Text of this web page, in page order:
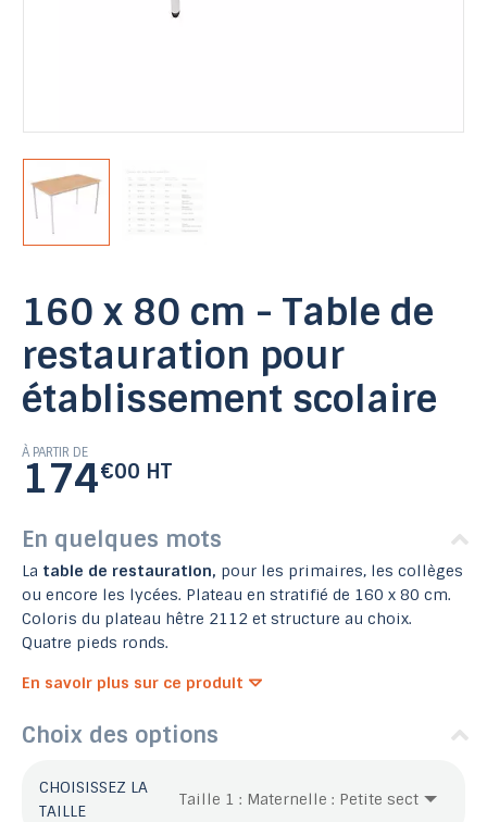
160 x 80 cm - Table de
restauration pour
établissement scolaire
À PARTIR DE
174€00 HT
En quelques mots
La table de restauration, pour les primaires, les collèges
ou encore les lycées. Plateau en stratifié de 160 x 80 cm.
Coloris du plateau hêtre 2112 et structure au choix.
Quatre pieds ronds.
En savoir plus sur ce produit
Choix des options
CHOISISSEZ LA
TAILLE